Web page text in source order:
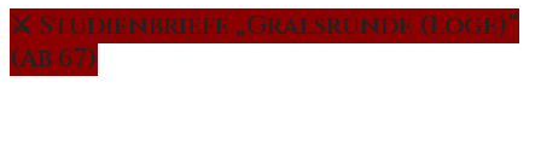
⚔️ Studienbriefe „Gralsrunde (Loge)“
(Ab 67)